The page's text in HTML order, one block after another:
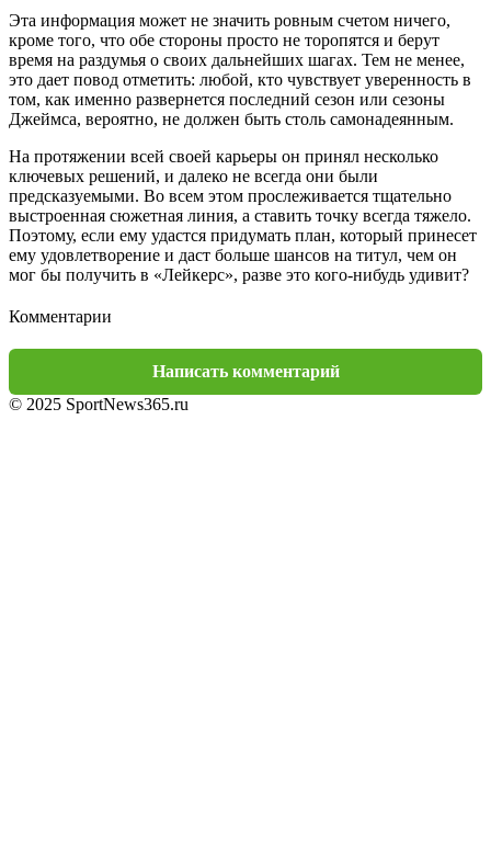
Эта информация может не значить ровным счетом ничего,
кроме того, что обе стороны просто не торопятся и берут
время на раздумья о своих дальнейших шагах. Тем не менее,
это дает повод отметить: любой, кто чувствует уверенность в
том, как именно развернется последний сезон или сезоны
Джеймса, вероятно, не должен быть столь самонадеянным.
На протяжении всей своей карьеры он принял несколько
ключевых решений, и далеко не всегда они были
предсказуемыми. Во всем этом прослеживается тщательно
выстроенная сюжетная линия, а ставить точку всегда тяжело.
Поэтому, если ему удастся придумать план, который принесет
ему удовлетворение и даст больше шансов на титул, чем он
мог бы получить в «Лейкерс», разве это кого-нибудь удивит?
Комментарии
Написать комментарий
© 2025 SportNews365.ru